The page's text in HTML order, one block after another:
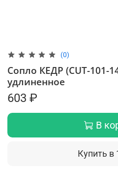
(0)
Сопло КЕДР (CUT-101-
удлиненное
603 ₽
В
Купить в